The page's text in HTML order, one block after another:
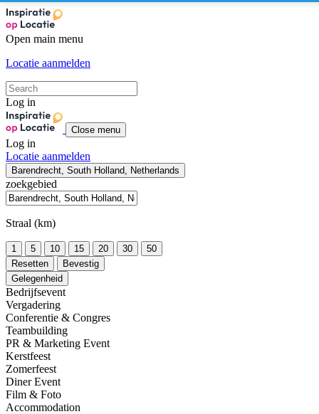
Open main menu
Locatie aanmelden
Log in
Close menu
Log in
Locatie aanmelden
Barendrecht, South Holland, Netherlands
zoekgebied
Straal (km)
1 5 10 15 20 30
50
Resetten
Bevestig
Gelegenheid
Bedrijfsevent
Vergadering
Conferentie & Congres
Teambuilding
PR & Marketing Event
Kerstfeest
Zomerfeest
Diner Event
Film & Foto
Accommodation